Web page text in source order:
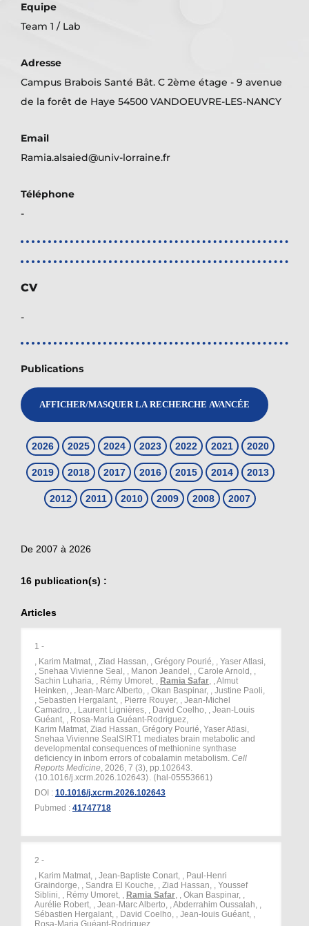
Equipe
Team 1 / Lab
Adresse
Campus Brabois Santé Bât. C 2ème étage - 9 avenue
de la forêt de Haye 54500 VANDOEUVRE-LES-NANCY
Email
Ramia.alsaied@univ-lorraine.fr
Téléphone
-
CV
-
Publications